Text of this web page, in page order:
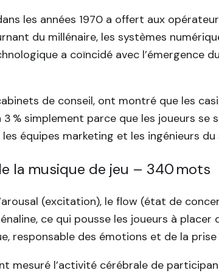
les années 1970 a offert aux
du millénaire, les systèmes
a coïncidé avec l’émergence
de conseil, ont montré que les
% simplement parce que les joueurs se
équipes marketing et les ingénieurs du
la musique de jeu – 340 mots
(excitation), le flow (état de
ce qui pousse les joueurs à
responsable des émotions et de la prise
mesuré l’activité cérébrale de